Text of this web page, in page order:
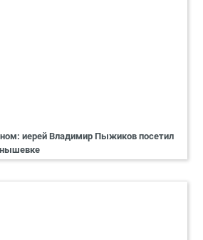
иерей Владимир Пыжиков посетил